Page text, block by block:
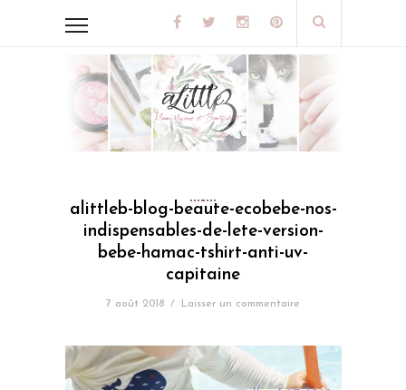
alittleb-blog-beaute-ecobebe-nos-
indispensables-de-lete-version-
bebe-hamac-tshirt-anti-uv-
capitaine
7 août 2018 / Laisser un commentaire